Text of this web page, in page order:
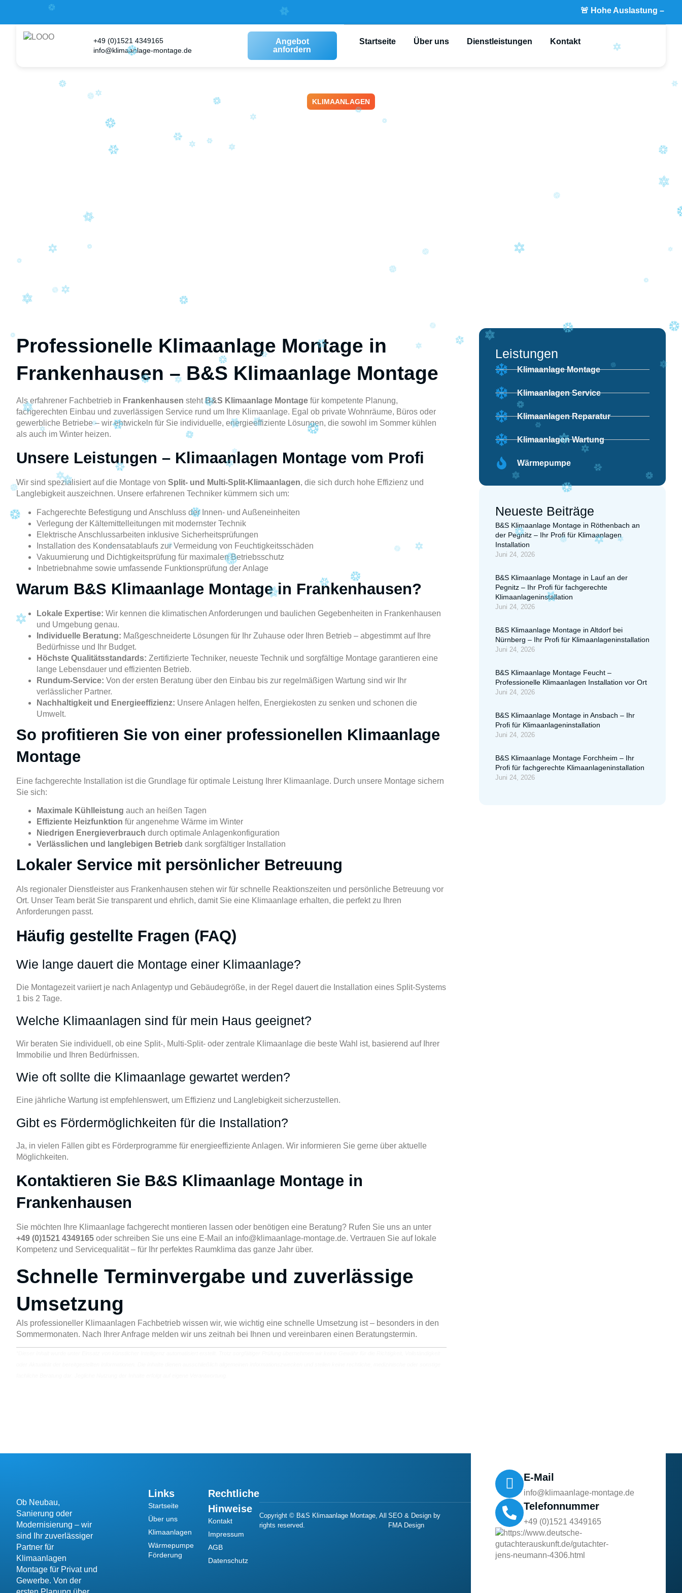
🚨 Hohe Auslastung – bitte
+49 (0)1521 4349165
info@klimaanlage-montage.de
Angebot
anfordern
Startseite Über uns Dienstleistungen Kontakt
KLIMAANLAGEN
B&S Klimaanlage Montage in
Frankenhausen – Professionelle
Klimaanlagen Installation vor Ort
Professionelle Klimaanlage Montage in
Frankenhausen – B&S Klimaanlage Montage
Als erfahrener Fachbetrieb in Frankenhausen stehtB&S Klimaanlage Montage für kompetente Planung,
fachgerechten Einbau und zuverlässigen Service rund um Ihre Klimaanlage. Egal ob private Wohnräume, Büros oder
gewerbliche Betriebe – wir entwickeln für Sie individuelle, energieeffiziente Lösungen, die sowohl im Sommer kühlen
als auch im Winter heizen.
Unsere Leistungen – Klimaanlagen Montage vom Profi
Wir sind spezialisiert auf die Montage von Split- und Multi-Split-Klimaanlagen, die sich durch hohe Effizienz und
Langlebigkeit auszeichnen. Unsere erfahrenen Techniker kümmern sich um:
Fachgerechte Befestigung und Anschluss der Innen- und Außeneinheiten
Verlegung der Kältemittelleitungen mit modernster Technik
Elektrische Anschlussarbeiten inklusive Sicherheitsprüfungen
Installation des Kondensatablaufs zur Vermeidung von Feuchtigkeitsschäden
Vakuumierung und Dichtigkeitsprüfung für maximalen Betriebsschutz
Inbetriebnahme sowie umfassende Funktionsprüfung der Anlage
Warum B&S Klimaanlage Montage in Frankenhausen?
Lokale Expertise: Wir kennen die klimatischen Anforderungen und baulichen Gegebenheiten in Frankenhausen
und Umgebung genau.
Individuelle Beratung: Maßgeschneiderte Lösungen für Ihr Zuhause oder Ihren Betrieb – abgestimmt auf Ihre
Bedürfnisse und Ihr Budget.
Höchste Qualitätsstandards: Zertifizierte Techniker, neueste Technik und sorgfältige Montage garantieren eine
lange Lebensdauer und effizienten Betrieb.
Rundum-Service: Von der ersten Beratung über den Einbau bis zur regelmäßigen Wartung sind wir Ihr
verlässlicher Partner.
Nachhaltigkeit und Energieeffizienz: Unsere Anlagen helfen, Energiekosten zu senken und schonen die
Umwelt.
So profitieren Sie von einer professionellen Klimaanlage
Montage
Eine fachgerechte Installation ist die Grundlage für optimale Leistung Ihrer Klimaanlage. Durch unsere Montage sichern
Sie sich:
Maximale Kühlleistung auch an heißen Tagen
Effiziente Heizfunktion für angenehme Wärme im Winter
Niedrigen Energieverbrauch durch optimale Anlagenkonfiguration
Verlässlichen und langlebigen Betrieb dank sorgfältiger Installation
Lokaler Service mit persönlicher Betreuung
Als regionaler Dienstleister aus Frankenhausen stehen wir für schnelle Reaktionszeiten und persönliche Betreuung vor
Ort. Unser Team berät Sie transparent und ehrlich, damit Sie eine Klimaanlage erhalten, die perfekt zu Ihren
Anforderungen passt.
Häufig gestellte Fragen (FAQ)
Wie lange dauert die Montage einer Klimaanlage?
Die Montagezeit variiert je nach Anlagentyp und Gebäudegröße, in der Regel dauert die Installation eines Split-Systems
1 bis 2 Tage.
Welche Klimaanlagen sind für mein Haus geeignet?
Wir beraten Sie individuell, ob eine Split-, Multi-Split- oder zentrale Klimaanlage die beste Wahl ist, basierend auf Ihrer
Immobilie und Ihren Bedürfnissen.
Wie oft sollte die Klimaanlage gewartet werden?
Eine jährliche Wartung ist empfehlenswert, um Effizienz und Langlebigkeit sicherzustellen.
Gibt es Fördermöglichkeiten für die Installation?
Ja, in vielen Fällen gibt es Förderprogramme für energieeffiziente Anlagen. Wir informieren Sie gerne über aktuelle
Möglichkeiten.
Kontaktieren Sie B&S Klimaanlage Montage in
Frankenhausen
Sie möchten Ihre Klimaanlage fachgerecht montieren lassen oder benötigen eine Beratung? Rufen Sie uns an unter
+49 (0)1521 4349165 oder schreiben Sie uns eine E-Mail an info@klimaanlage-montage.de. Vertrauen Sie auf lokale
Kompetenz und Servicequalität – für Ihr perfektes Raumklima das ganze Jahr über.
Schnelle Terminvergabe und zuverlässige
Umsetzung
Als professioneller Klimaanlagen Fachbetrieb wissen wir, wie wichtig eine schnelle Umsetzung ist – besonders in den
Sommermonaten. Nach Ihrer Anfrage melden wir uns zeitnah bei Ihnen und vereinbaren einen Beratungstermin.
Leistungen
Klimaanlage Montage
Klimaanlagen Service
Klimaanlagen Reparatur
Klimaanlagen Wartung
Wärmepumpe
Neueste Beiträge
B&S Klimaanlage Montage in Röthenbach an
der Pegnitz – Ihr Profi für Klimaanlagen
Installation
Juni 24, 2026
B&S Klimaanlage Montage in Lauf an der
Pegnitz – Ihr Profi für fachgerechte
Klimaanlageninstallation
Juni 24, 2026
B&S Klimaanlage Montage in Altdorf bei
Nürnberg – Ihr Profi für Klimaanlageninstallation
Juni 24, 2026
B&S Klimaanlage Montage Feucht –
Professionelle Klimaanlagen Installation vor Ort
Juni 24, 2026
B&S Klimaanlage Montage in Ansbach – Ihr
Profi für Klimaanlageninstallation
Juni 24, 2026
B&S Klimaanlage Montage Forchheim – Ihr
Profi für fachgerechte Klimaanlageninstallation
Juni 24, 2026
Ob Neubau,
Sanierung oder
Modernisierung – wir
sind Ihr zuverlässiger
Partner für
Klimaanlagen
Montage für Privat und
Gewerbe. Von der
Links
Startseite
Über uns
Klimaanlagen
Wärmepumpe
Förderung
Rechtliche
Hinweise
Kontakt
Impressum
AGB
Datenschutz
Copyright © B&S Klimaanlage Montage, All
rights reserved.
SEO & Design by
FMA Design
E-Mail
info@klimaanlage-montage.de
Telefonnummer
+49 (0)1521 4349165